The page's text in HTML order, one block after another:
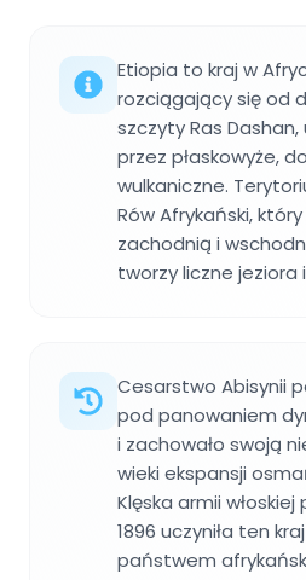
Etiopia to kraj w
rozciągający się od
szczyty Ras
przez płaskowyże,
wulkaniczne.
Rów Afrykański,
zachodnią i
tworzy liczne jeziora
Cesarstwo Abisynii
pod panowaniem
i zachowało swoją
wieki ekspansji
Klęska armii
1896 uczyniła ten
państwem